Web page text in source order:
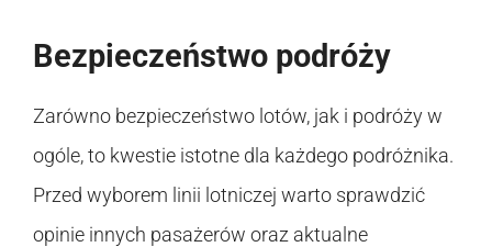
Bezpieczeństwo podróży
Zarówno bezpieczeństwo lotów, jak i podróży w
ogóle, to kwestie istotne dla każdego podróżnika.
Przed wyborem linii lotniczej warto sprawdzić
opinie innych pasażerów oraz aktualne